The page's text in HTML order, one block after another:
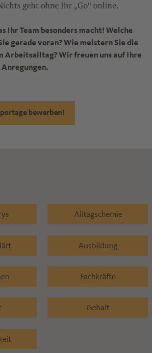
geht ohne Ihr „Go“ online.
Ihr Team besonders macht! Welche
gerade voran? Wie meistern Sie die
Arbeitsalltag? Wir freuen uns auf Ihre
bewerben!
Alltagschemie
Ausbildung
Fachkräfte
Gehalt